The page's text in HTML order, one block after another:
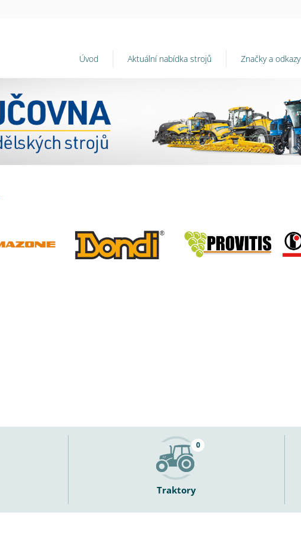
Úvod Aktuální nabídka strojů Značky a odkazy
Traktory
0